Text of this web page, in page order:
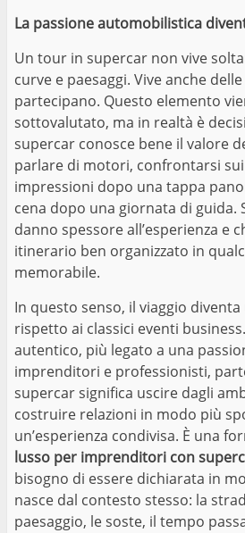
La passione automobilistica
Un tour in supercar non vive
curve e paesaggi. Vive anche
partecipano. Questo elemento
sottovalutato, ma in realtà è
supercar conosce bene il valore
parlare di motori, confrontarsi
impressioni dopo una tappa
cena dopo una giornata di guida.
danno spessore all’esperienza e
itinerario ben organizzato in
memorabile.
In questo senso, il viaggio
rispetto ai classici eventi
autentico, più legato a una
imprenditori e professionisti,
supercar significa uscire dagli
costruire relazioni in modo più
un’esperienza condivisa. È una
lusso per imprenditori con
bisogno di essere dichiarata in
nasce dal contesto stesso: la
paesaggio, le soste, il tempo